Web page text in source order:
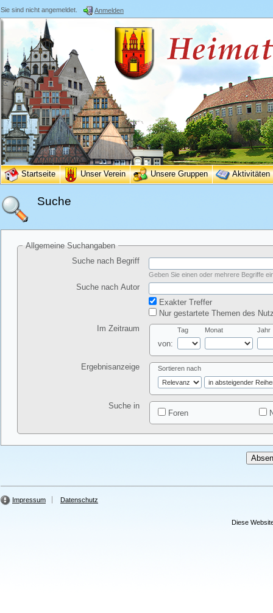
Sie sind nicht angemeldet. Anmelden
Startseite Unser Verein Unsere Gruppen Aktivitäten
Suche
Allgemeine Suchangaben
Suche nach Begriff
Geben Sie einen oder mehrere Begriffe
Suche nach Autor
Exakter Treffer
Nur gestartete Themen des
Im Zeitraum
von:
Tag Monat Jahr
Ergebnisanzeige Sortieren nach
Suche in
Foren
Impressum Datenschutz
Diese